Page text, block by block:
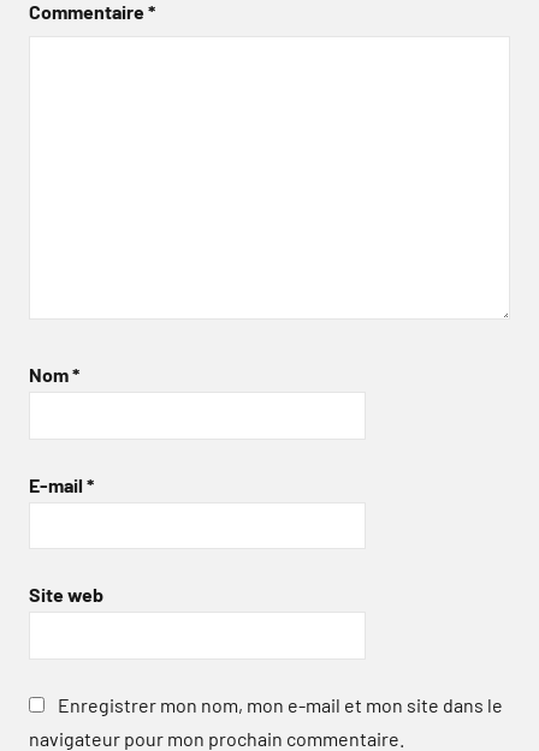
Commentaire*
Nom*
E-mail *
Site web
Enregistrer mon nom, mon e-mail et mon site dans le
navigateur pour mon prochain commentaire.